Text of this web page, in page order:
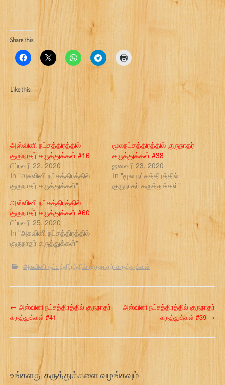
Share this:
Like this:
அஸ்வினி நட்சத்திரத்தில்
குருநாதர் கருத்துக்கள் #16
பிப்ரவரி 22, 2020
In "அசுவினி நட்சத்திரத்தில்
குருநாதர் கருத்துக்கள்"
மூலநட்சத்திரத்தில் குருநாதர்
கருத்துக்கள் #38
ஜனவரி 23, 2020
In "மூல நட்சத்திரத்தில்
குருநாதர் கருத்துக்கள்"
அஸ்வினி நட்சத்திரத்தில்
குருநாதர் கருத்துக்கள் #60
பிப்ரவரி 25, 2020
In "அசுவினி நட்சத்திரத்தில்
குருநாதர் கருத்துக்கள்"
அசுவினி நட்சத்திரத்தில் குருநாதர் கருத்துக்கள்
P
← அஸ்வினி நட்சத்திரத்தில் குருநாதர்
கருத்துக்கள் #41
அஸ்வினி நட்சத்திரத்தில் குருநாதர்
கருத்துக்கள் #39 →
உங்களது கருத்துக்களை வழங்கவும்